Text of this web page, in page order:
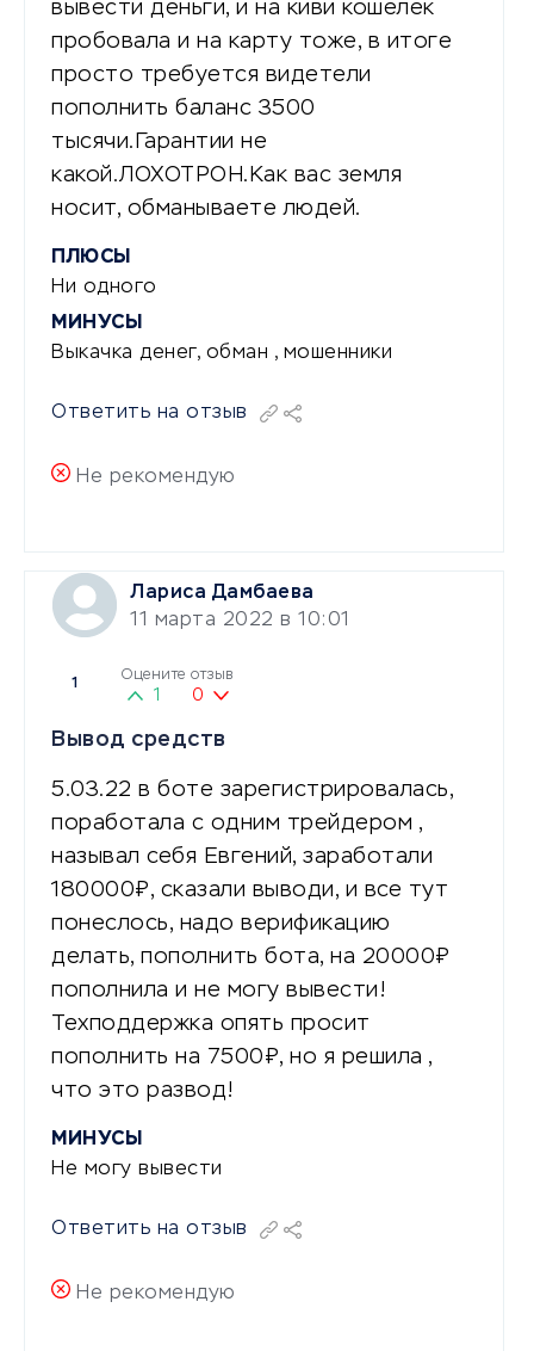
вывести деньги, и на киви кошелек
пробовала и на карту тоже, в итоге
просто требуется видетели
пополнить баланс 3500
тысячи.Гарантии не
какой.ЛОХОТРОН.Как вас земля
носит, обманываете людей.
ПЛЮСЫ
Ни одного
МИНУСЫ
Выкачка денег, обман , мошенники
Ответить на отзыв
Не рекомендую
Лариса Дамбаева
11 марта 2022 в 10:01
1
Оцените отзыв
1 0
Вывод средств
5.03.22 в боте зарегистрировалась,
поработала с одним трейдером ,
называл себя Евгений, заработали
180000₽, сказали выводи, и все тут
понеслось, надо верификацию
делать, пополнить бота, на 20000₽
пополнила и не могу вывести!
Техподдержка опять просит
пополнить на 7500₽, но я решила ,
что это развод!
МИНУСЫ
Не могу вывести
Ответить на отзыв
Не рекомендую